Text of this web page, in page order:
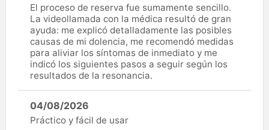
El proceso de reserva fue sumamente sencillo.
La videollamada con la médica resultó de gran
ayuda: me explicó detalladamente las posibles
causas de mi dolencia, me recomendó medidas
para aliviar los síntomas de inmediato y me
indicó los siguientes pasos a seguir según los
resultados de la resonancia.
04/08/2026
Práctico y fácil de usar